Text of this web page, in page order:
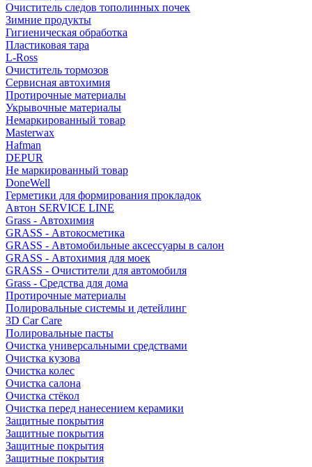
Очиститель следов тополинных почек
Зимние продукты
Гигиеническая обработка
Пластиковая тара
L-Ross
Очиститель тормозов
Сервисная автохимия
Протирочные материалы
Укрывочные материалы
Немаркированный товар
Masterwax
Hafman
DEPUR
Не маркированный товар
DoneWell
Герметики для формирования прокладок
Автон SERVICE LINE
Grass - Автохимия
GRASS - Автокосметика
GRASS - Автомобильные аксессуары в салон
GRASS - Автохимия для моек
GRASS - Очистители для автомобиля
Grass - Средства для дома
Протирочные материалы
Полировальные системы и детейлинг
3D Car Care
Полировальные пасты
Очистка универсальными средствами
Очистка кузова
Очистка колес
Очистка салона
Очистка стёкол
Очистка перед нанесением керамики
Защитные покрытия
Защитные покрытия
Защитные покрытия
Защитные покрытия